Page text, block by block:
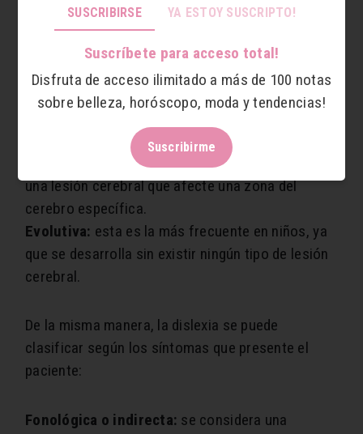
¿Cuáles son los tipos de dislexia, sus
tratamientos y test para detectarlo?
que saber que existen dos tipos diferentes de
ella:adquirida, evolutiva.
Este tipo se desarrolla cuando existe
una lesión cerebral que afecte una zona del
cerebro específica.
Evolutiva: esta es la más frecuente en niños, ya
que se desarrolla sin existir ningún tipo de lesión
cerebral.
De la misma manera, la dislexia se puede
clasificar según los síntomas que presente el
paciente:
Fonológica o indirecta: se considera una
SUSCRIBIRSE YA ESTOY SUSCRIPTO!
Suscríbete para acceso total!
Disfruta de acceso ilimitado a más de 100 notas
sobre belleza, horóscopo, moda y tendencias!
Suscribirme